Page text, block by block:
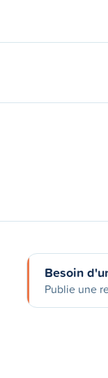
Besoin
Publie une